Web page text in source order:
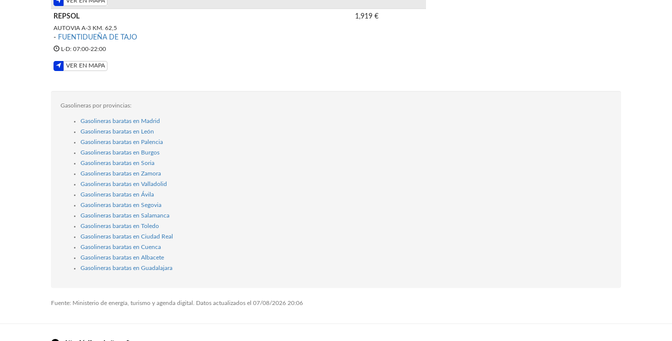
REPSOL
AUTOVIA A-3 KM. 62,5
- FUENTIDUEÑA DE TAJO
L-D: 07:00-22:00
VER EN MAPA
1,919 €
Gasolineras por provincias:
Gasolineras baratas en Madrid
Gasolineras baratas en León
Gasolineras baratas en Palencia
Gasolineras baratas en Burgos
Gasolineras baratas en Soria
Gasolineras baratas en Zamora
Gasolineras baratas en Valladolid
Gasolineras baratas en Ávila
Gasolineras baratas en Segovia
Gasolineras baratas en Salamanca
Gasolineras baratas en Toledo
Gasolineras baratas en Ciudad Real
Gasolineras baratas en Cuenca
Gasolineras baratas en Albacete
Gasolineras baratas en Guadalajara
Fuente: Ministerio de energía, turismo y agenda digital. Datos actualizados el 07/08/2026 20:06